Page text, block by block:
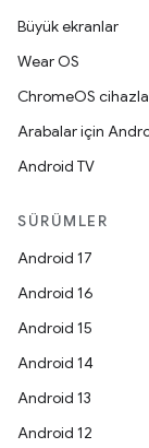
Büyük ekranlar
Wear OS
ChromeOS
Arabalar için
Android TV
SÜRÜMLER
Android 17
Android 16
Android 15
Android 14
Android 13
Android 12